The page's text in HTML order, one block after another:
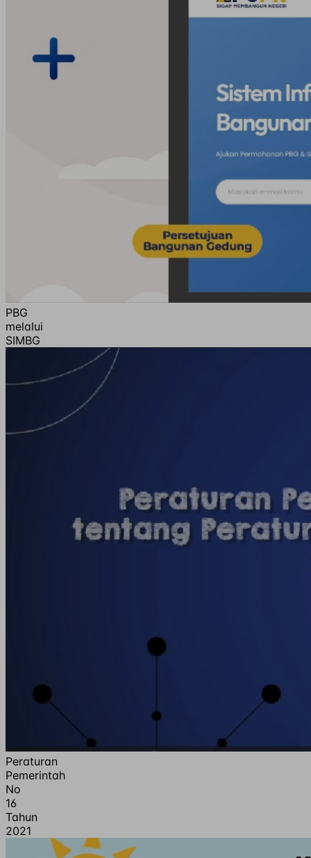
PBG
melalui
SIMBG
Peraturan
Pemerintah
No
16
Tahun
2021